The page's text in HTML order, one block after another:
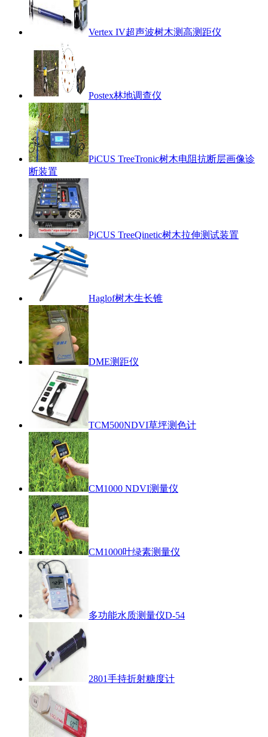
Vertex IV超声波树木测高测距仪
Postex林地调查仪
PiCUS TreeTronic树木电阻抗断层画像诊
断装置
PiCUS TreeQinetic树木拉伸测试装置
Haglof树木生长锥
DME测距仪
TCM500NDVI草坪测色计
CM1000 NDVI测量仪
CM1000叶绿素测量仪
多功能水质测量仪D-54
2801手持折射糖度计